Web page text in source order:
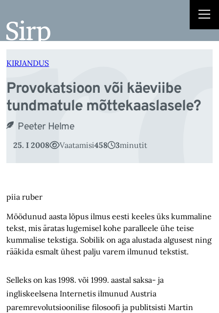
juurde
KIRJANDUS
Provokatsioon või käeviibe
tundmatule mõttekaaslasele?
Peeter Helme
25. I 2008 Vaatamisi458 3minutit
piia ruber
Möödunud aasta lõpus ilmus eesti keeles üks kummaline
tekst, mis äratas lugemisel kohe paralleele ühe teise
kummalise tekstiga. Sobilik on aga alustada algusest ning
rääkida esmalt ühest palju varem ilmunud tekstist.
Selleks on kas 1998. või 1999. aastal saksa- ja
ingliskeelsena Internetis ilmunud Austria
paremrevolutsioonilise filosoofi ja publitsisti Martin